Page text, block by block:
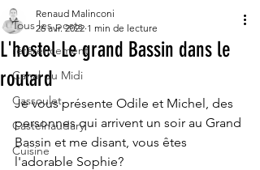
Tous les posts
référencement
Canal du Midi
Cassoulet
Castelnaudary
Cuisine
L'hostel Le grand Bassin dans le
routard
Renaud Malinconi
26 avr. 2022 1 min de lecture
Je vous présente Odile et Michel, des
personnes qui arrivent un soir au Grand
Bassin et me disant, vous êtes
l'adorable Sophie?